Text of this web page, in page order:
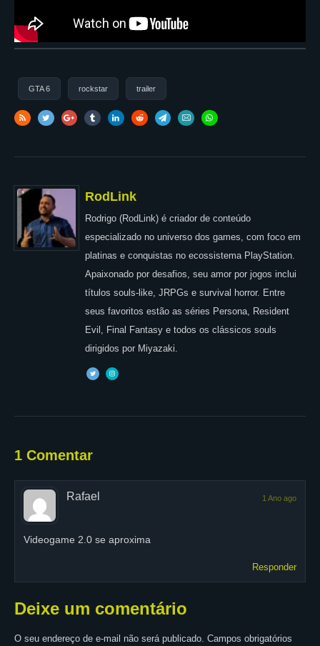
GTA 6 rockstar trailer
RodLink
Rodrigo (RodLink) é criador de conteúdo
especializado no universo dos games, com foco em
platinas e conquistas no ecossistema PlayStation.
Apaixonado por desafios, seu amor por jogos inclui
títulos souls-like, JRPGs e survival horror. Entre
seus favoritos estão as séries Persona, Resident
Evil, Final Fantasy e todos os clássicos souls
dirigidos por Miyazaki.
1 Comentar
Rafael 1 Ano ago
Videogame 2.0 se aproxima
Responder
Deixe um comentário
O seu endereço de e-mail não será publicado. Campos obrigatórios